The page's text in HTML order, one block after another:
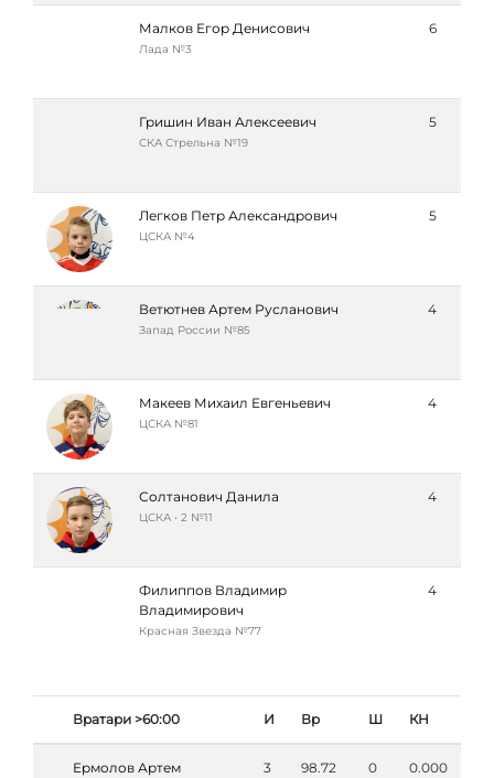
Малков Егор Денисович
Лада №3
6
Гришин Иван Алексеевич
СКА Стрельна №19
5
Легков Петр Александрович
ЦСКА №4
5
Ветютнев Артем Русланович
Запад России №85
4
Макеев Михаил Евгеньевич
ЦСКА №81
4
Солтанович Данила
ЦСКА • 2 №11
4
Филиппов Владимир
Владимирович
Красная Звезда №77
4
Вратари >60:00 И Вр Ш КН
Ермолов Артем
3 98.72 0 0.000